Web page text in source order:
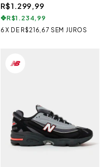
R$1.299,99
R$1.234,99
6 X DE R$216,67 SEM JUROS